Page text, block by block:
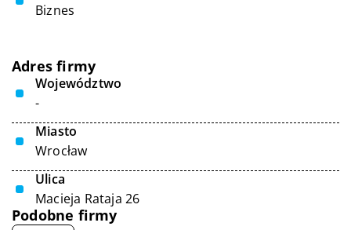
Biznes
Adres firmy
Województwo
-
Miasto
Wrocław
Ulica
Macieja Rataja 26
Podobne firmy